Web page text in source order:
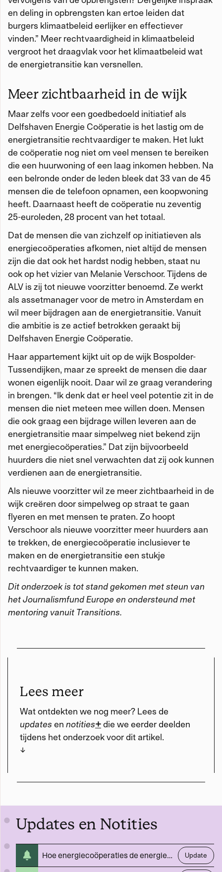
en deling in opbrengsten kan ertoe leiden dat
burgers klimaatbeleid eerlijker en effectiever
vinden.” Meer rechtvaardigheid in klimaatbeleid
vergroot het draagvlak voor het klimaatbeleid wat
de energietransitie kan versnellen.
Meer zichtbaarheid in de wijk
Maar zelfs voor een goedbedoeld initiatief als
Delfshaven Energie Coöperatie is het lastig om de
energietransitie rechtvaardiger te maken. Het lukt
de coöperatie nog niet om veel mensen te bereiken
die een huurwoning of een laag inkomen hebben. Na
een belronde onder de leden bleek dat 33 van de 45
mensen die de telefoon opnamen, een koopwoning
heeft. Daarnaast heeft de coöperatie nu zeventig
25-euroleden, 28 procent van het totaal.
Dat de mensen die van zichzelf op initiatieven als
energiecoöperaties afkomen, niet altijd de mensen
zijn die dat ook het hardst nodig hebben, staat nu
ook op het vizier van Melanie Verschoor. Tijdens de
ALV is zij tot nieuwe voorzitter benoemd. Ze werkt
als assetmanager voor de metro in Amsterdam en
wil meer bijdragen aan de energietransitie. Vanuit
die ambitie is ze actief betrokken geraakt bij
Delfshaven Energie Coöperatie.
Haar appartement kijkt uit op de wijk Bospolder-
Tussendijken, maar ze spreekt de mensen die daar
wonen eigenlijk nooit. Daar wil ze graag verandering
in brengen. “Ik denk dat er heel veel potentie zit in de
mensen die niet meteen mee willen doen. Mensen
die ook graag een bijdrage willen leveren aan de
energietransitie maar simpelweg niet bekend zijn
met energiecoöperaties.” Dat zijn bijvoorbeeld
huurders die niet snel verwachten dat zij ook kunnen
verdienen aan de energietransitie.
Als nieuwe voorzitter wil ze meer zichtbaarheid in de
wijk creëren door simpelweg op straat te gaan
flyeren en met mensen te praten. Zo hoopt
Verschoor als nieuwe voorzitter meer huurders aan
te trekken, de energiecoöperatie inclusiever te
maken en de energietransitie een stukje
rechtvaardiger te kunnen maken.
Dit onderzoek is tot stand gekomen met steun van
het Journalismfund Europe en ondersteund met
mentoring vanuit Transitions.
Lees meer
Wat ontdekten we nog meer? Lees de
updates en notities+die we eerder deelden
tijdens het onderzoek voor dit artikel.
↓
Updates en Notities
Hoe energiecoöperaties de energiemarkt decentraliseren Update